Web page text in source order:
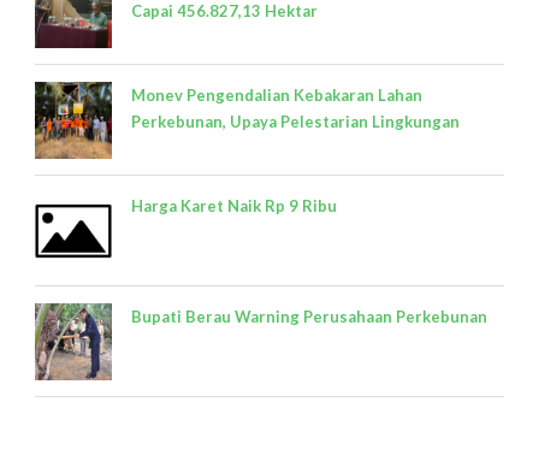
Capai 456.827,13 Hektar
Monev Pengendalian Kebakaran Lahan
Perkebunan, Upaya Pelestarian Lingkungan
Harga Karet Naik Rp 9 Ribu
Bupati Berau Warning Perusahaan Perkebunan